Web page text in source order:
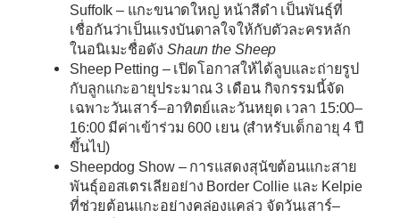
Suffolk – แกะขนาดใหญ่ หน้าสีดำ เป็นพันธุ์ที่
เชื่อกันว่าเป็นแรงบันดาลใจให้กับตัวละครหลัก
ในอนิเมะชื่อดัง Shaun the Sheep
Sheep Petting – เปิดโอกาสให้ได้ลูบและถ่ายรูป
กับลูกแกะอายุประมาณ 3 เดือน กิจกรรมนี้จัด
เฉพาะวันเสาร์–อาทิตย์และวันหยุด เวลา 15:00–
16:00 มีค่าเข้าร่วม 600 เยน (สำหรับเด็กอายุ 4 ปี
ขึ้นไป)
Sheepdog Show– การแสดงสุนัขต้อนแกะสาย
พันธุ์ออสเตรเลียอย่าง Border Collie และ Kelpie
ที่ช่วยต้อนแกะอย่างคล่องแคล่ว จัดวันเสาร์–